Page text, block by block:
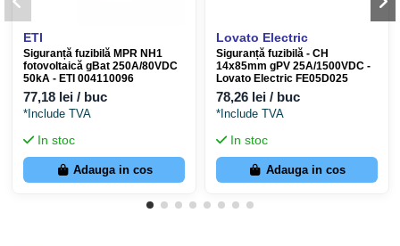
ETI
Siguranță fuzibilă MPR NH1
fotovoltaică gBat 250A/80VDC
50kA - ETI 004110096
77,18 lei / buc
*Include TVA
In stoc
Adauga in cos
Lovato Electric
Siguranță fuzibilă - CH
14x85mm gPV 25A/1500VDC -
Lovato Electric FE05D025
78,26 lei / buc
*Include TVA
In stoc
Adauga in cos